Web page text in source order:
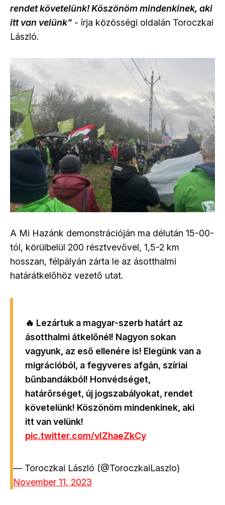
rendet követelünk! Köszönöm mindenkinek, aki
itt van velünk" - írja közösségi oldalán Toroczkai
László.
A Mi Hazánk demonstrációján ma délután 15-00-
tól, körülbelül 200 résztvevővel, 1,5-2 km
hosszan, félpályán zárta le az ásotthalmi
határátkelőhöz vezető utat.
🔥 Lezártuk a magyar-szerb határt az
ásotthalmi átkelőnél! Nagyon sokan
vagyunk, az eső ellenére is! Elegünk van a
migrációból, a fegyveres afgán, szíriai
bűnbandákból! Honvédséget,
határőrséget, új jogszabályokat, rendet
követelünk! Köszönöm mindenkinek, aki
itt van velünk!
pic.twitter.com/vIZhaeZkCy
— Toroczkai László (@ToroczkaiLaszlo)
November 11, 2023